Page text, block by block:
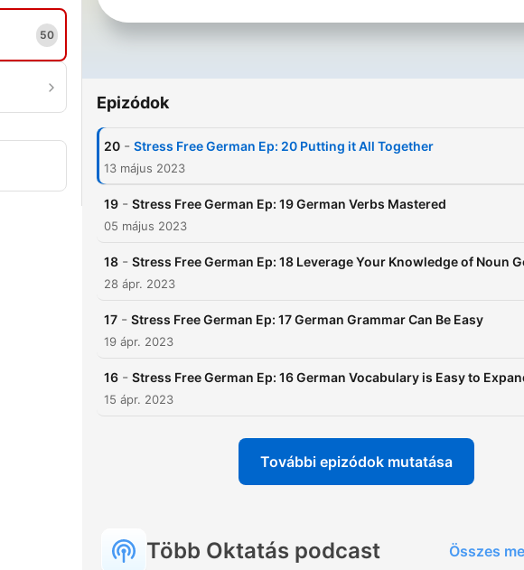
50
Epizódok
20 - Stress Free German Ep: 20 Putting it All Together
13 május 2023
19 - Stress Free German Ep: 19 German Verbs Mastered
05 május 2023
18 - Stress Free German Ep: 18 Leverage Your Knowledge of Noun
28 ápr. 2023
17 - Stress Free German Ep: 17 German Grammar Can Be Easy
19 ápr. 2023
16 - Stress Free German Ep: 16 German Vocabulary is Easy to
15 ápr. 2023
További epizódok mutatása
Több Oktatás podcast Összes